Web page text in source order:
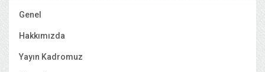
Genel
Hakkımızda
Yayın Kadromuz